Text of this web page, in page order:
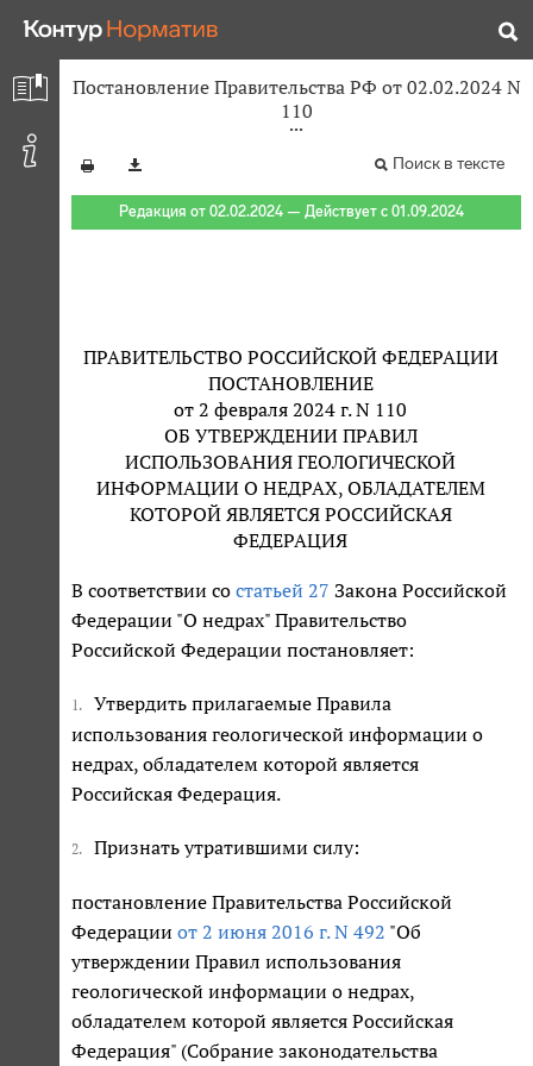
Постановление Правительства РФ от 02.02.2024 N
110
Поиск в тексте
Редакция от 02.02.2024 — Действует с 01.09.2024
ПРАВИТЕЛЬСТВО РОССИЙСКОЙ ФЕДЕРАЦИИ
ПОСТАНОВЛЕНИЕ
от 2 февраля 2024 г. N 110
ОБ УТВЕРЖДЕНИИ ПРАВИЛ
ИСПОЛЬЗОВАНИЯ ГЕОЛОГИЧЕСКОЙ
ИНФОРМАЦИИ О НЕДРАХ, ОБЛАДАТЕЛЕМ
КОТОРОЙ ЯВЛЯЕТСЯ РОССИЙСКАЯ
ФЕДЕРАЦИЯ
В соответствии со статьей 27 Закона Российской
Федерации "О недрах" Правительство
Российской Федерации постановляет:
1.
Утвердить прилагаемые Правила
использования геологической информации о
недрах, обладателем которой является
Российская Федерация.
2. Признать утратившими силу:
постановление Правительства Российской
Федерации от 2 июня 2016 г. N 492 "Об
утверждении Правил использования
геологической информации о недрах,
обладателем которой является Российская
Федерация" (Собрание законодательства